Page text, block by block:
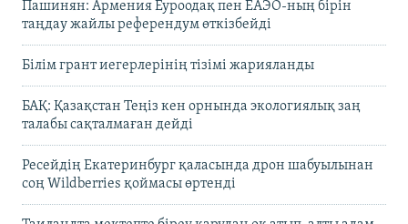
Пашинян: Армения Еуроодақ пен ЕАЭО-ның бірін
таңдау жайлы референдум өткізбейді
Білім грант иегерлерінің тізімі жарияланды
БАҚ: Қазақстан Теңіз кен орнында экологиялық заң
талабы сақталмаған дейді
Ресейдің Екатеринбург қаласында дрон шабуылынан
соң Wildberries қоймасы өртенді